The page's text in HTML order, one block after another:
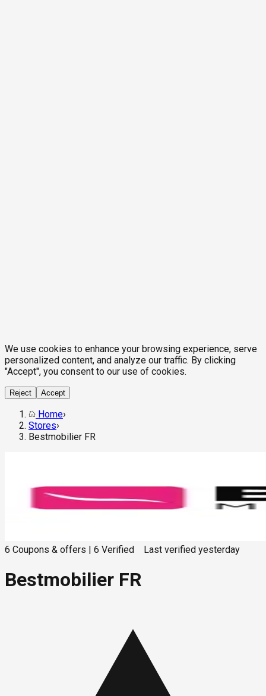
We use cookies to enhance your browsing experience, serve
personalized content, and analyze our traffic. By clicking
"Accept", you consent to our use of cookies.
Reject Accept
Home›
Stores›
Bestmobilier FR
6 Coupons & offers 6 Verified Last verified yesterday
Bestmobilier FR